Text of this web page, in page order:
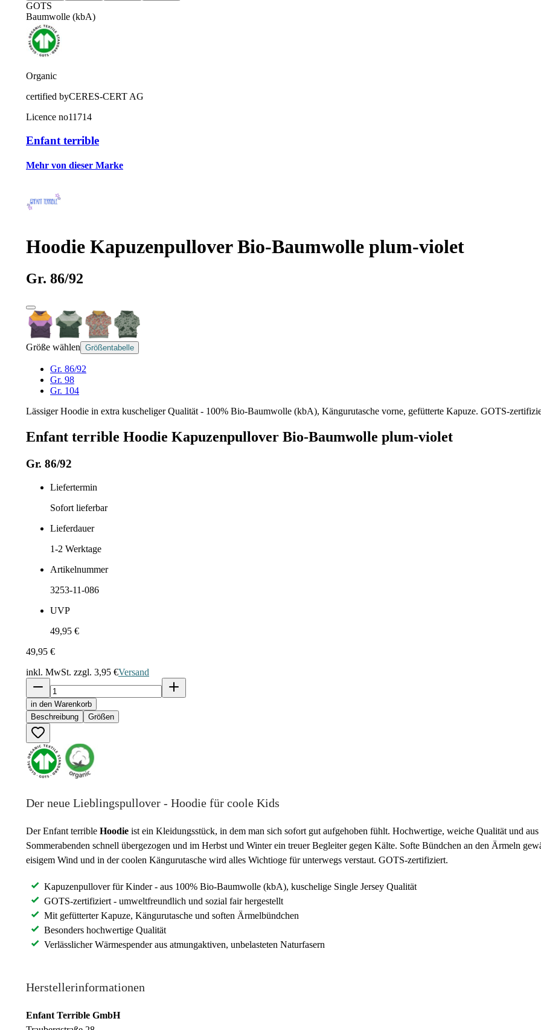
GOTS
Baumwolle (kbA)
Organic
certified byCERES-CERT AG
Licence no11714
Enfant terrible
Mehr von dieser Marke
Hoodie Kapuzenpullover Bio-Baumwolle plum-violet
Gr. 86/92
Größe wählen Größentabelle
Gr. 86/92
Gr. 98
Gr. 104
Lässiger Hoodie in extra kuscheliger Qualität - 100% Bio-Baumwolle (kbA), Kängurutasche vorne, gefütterte Kapuze. GOTS-
Enfant terrible Hoodie Kapuzenpullover Bio-Baumwolle plum-violet
Gr. 86/92
Liefertermin
Sofort lieferbar
Lieferdauer
1-2 Werktage
Artikelnummer
3253-11-086
UVP
49,95 €
49,95 €
inkl. MwSt. zzgl. 3,95 €Versand
in den Warenkorb
Beschreibung
Größen
Der neue Lieblingspullover - Hoodie für coole Kids
Der Enfant terrible Hoodie ist ein Kleidungsstück, in dem man sich sofort gut aufgehoben fühlt. Hochwertige, weiche Qualität und aus
Sommerabenden schnell übergezogen und im Herbst und Winter ein treuer Begleiter gegen Kälte. Softe Bündchen an den Ärmeln
eisigem Wind und in der coolen Kängurutasche wird alles Wichtioge für unterwegs verstaut. GOTS-zertifiziert.
Kapuzenpullover für Kinder - aus 100% Bio-Baumwolle (kbA), kuschelige Single Jersey Qualität
GOTS-zertifiziert - umweltfreundlich und sozial fair hergestellt
Mit gefütterter Kapuze, Kängurutasche und soften Ärmelbündchen
Besonders hochwertige Qualität
Verlässlicher Wärmespender aus atmungaktiven, unbelasteten Naturfasern
Herstellerinformationen
Enfant Terrible GmbH